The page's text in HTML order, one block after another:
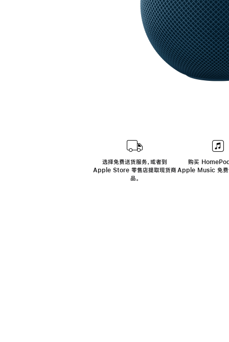
选择免费送货服务，或者到
Apple Store 零售店提取现货商
品。
购买
Apple Music 免费